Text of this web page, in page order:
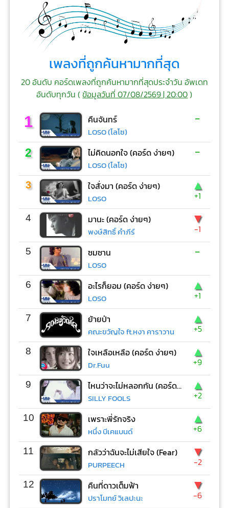
เพลงที่ถูกค้นหามากที่สุด
20 อันดับ คอร์ดเพลงที่ถูกค้นหามากที่สุดประจำวัน อัพเดท
อันดับทุกวัน (ข้อมูลวันที่ 07/08/2569 | 20:00)
1 คืนจันทร์
LOSO (โลโซ)
-
2 ไม่คิดนอกใจ (คอร์ด ง่ายๆ)
LOSO (โลโซ)
-
3 ใจสั่งมา (คอร์ด ง่ายๆ)
LOSO
▲
+1
4 มานะ (คอร์ด ง่ายๆ)
พงษ์สิทธิ์ คำภีร์
▼
-1
5 ซมซาน
LOSO
-
6 อะไรก็ยอม (คอร์ด ง่ายๆ)
LOSO
▲
+1
7 ย้ายป่า
คณะขวัญใจ ft.หงา คาราวาน
▲
+5
8 ใจเหลือเหลือ (คอร์ด ง่ายๆ)
Dr.Fuu
▲
+9
9 ไหนว่าจะไม่หลอกกัน (คอร์ด ง่ายๆ)
SILLY FOOLS
▲
+2
10 เพราะพี่รักจริง
หนึ่ง บีเคแบนด์
▲
+6
11 กลัวว่าฉันจะไม่เสียใจ (Fear)
PURPEECH
▼
-2
12 คืนที่ดาวเต็มฟ้า
ปราโมทย์ วิเลปะนะ
▼
-6